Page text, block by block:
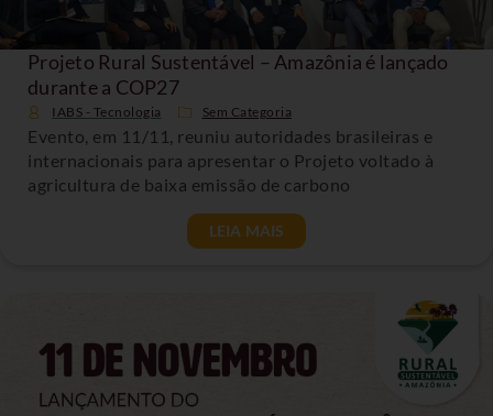
Projeto Rural Sustentável – Amazônia é lançado
durante a COP27
IABS - Tecnologia Sem Categoria
Evento, em 11/11, reuniu autoridades brasileiras e
internacionais para apresentar o Projeto voltado à
agricultura de baixa emissão de carbono
LEIA MAIS